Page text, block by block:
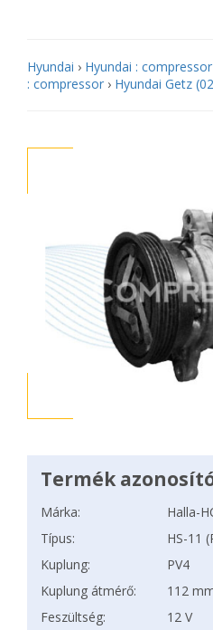
Hyundai › Hyundai : compressor
: compressor › Hyundai Getz
Termék
Márka:
Halla-
Típus:
HS-11
Kuplung:
PV4
Kuplung átmérő:
112
Feszültség:
12 V